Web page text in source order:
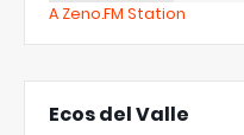
A Zeno.FM Station
Ecos del Valle